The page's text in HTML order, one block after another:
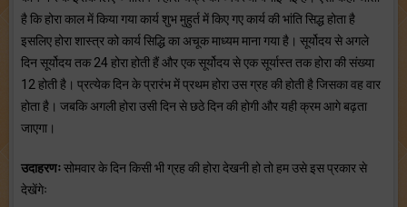
है कि होरा काल में किया गया कार्य शुभ मुहुर्त में किए गए कार्य की भांति सिद्ध होता है
इसलिए होरा शास्त्र को कार्य सिद्धि का अचूक माध्यम माना गया है। सूर्योदय से अगले
दिन सूर्योदय तक 24 होरा होती हैं और एक सूर्योदय से एक सूर्यास्त तक होरा की संख्या
12 होती है। प्रत्येक दिन के प्रारंभ में प्रथम होरा उस ग्रह की होती है जिसका वह वार
होता है। जबकि अगली होरा उसी दिन से छठे दिन की होगी और यही क्रम आगे बढ़ता
जाएगा।
उदाहरणःसोमवार के दिन किसी भी ग्रह की होरा देखनी हो तो हम उसे इस प्रकार से
देखेंगेः